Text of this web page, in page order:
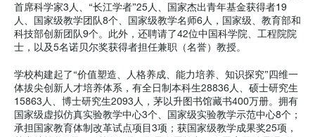
首席科学家3人、“长江学者”25人、国家杰出青年基金获得者19
人、国家级教学团队8个、国家级教学名师6人，国家级、教育部和
科技部创新团队9个。此外，还聘请了42位中国科学院、工程院院
士，以及5名诺贝尔奖获得者担任兼职（名誉）教授。
学校构建起了“价值塑造、人格养成、能力培养、知识探究”四维一
体拔尖创新人才培养体系，有全日制本科生28836人、硕士研究生
15863人、博士研究生2093人，茅以升图书馆藏书400万册。拥有
国家级虚拟仿真实验教学中心3个、国家级实验教学示范中心8个；
承担国家教育体制改革试点项目3项；获国家级教学成果奖25项，